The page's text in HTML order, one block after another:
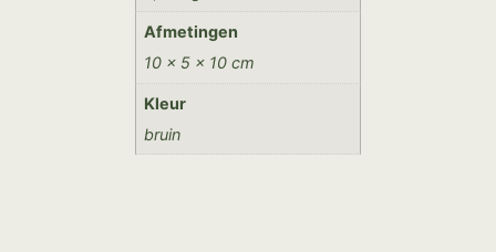
Afmetingen
10 × 5 × 10 cm
Kleur
bruin